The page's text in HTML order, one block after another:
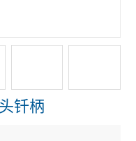
钎柄